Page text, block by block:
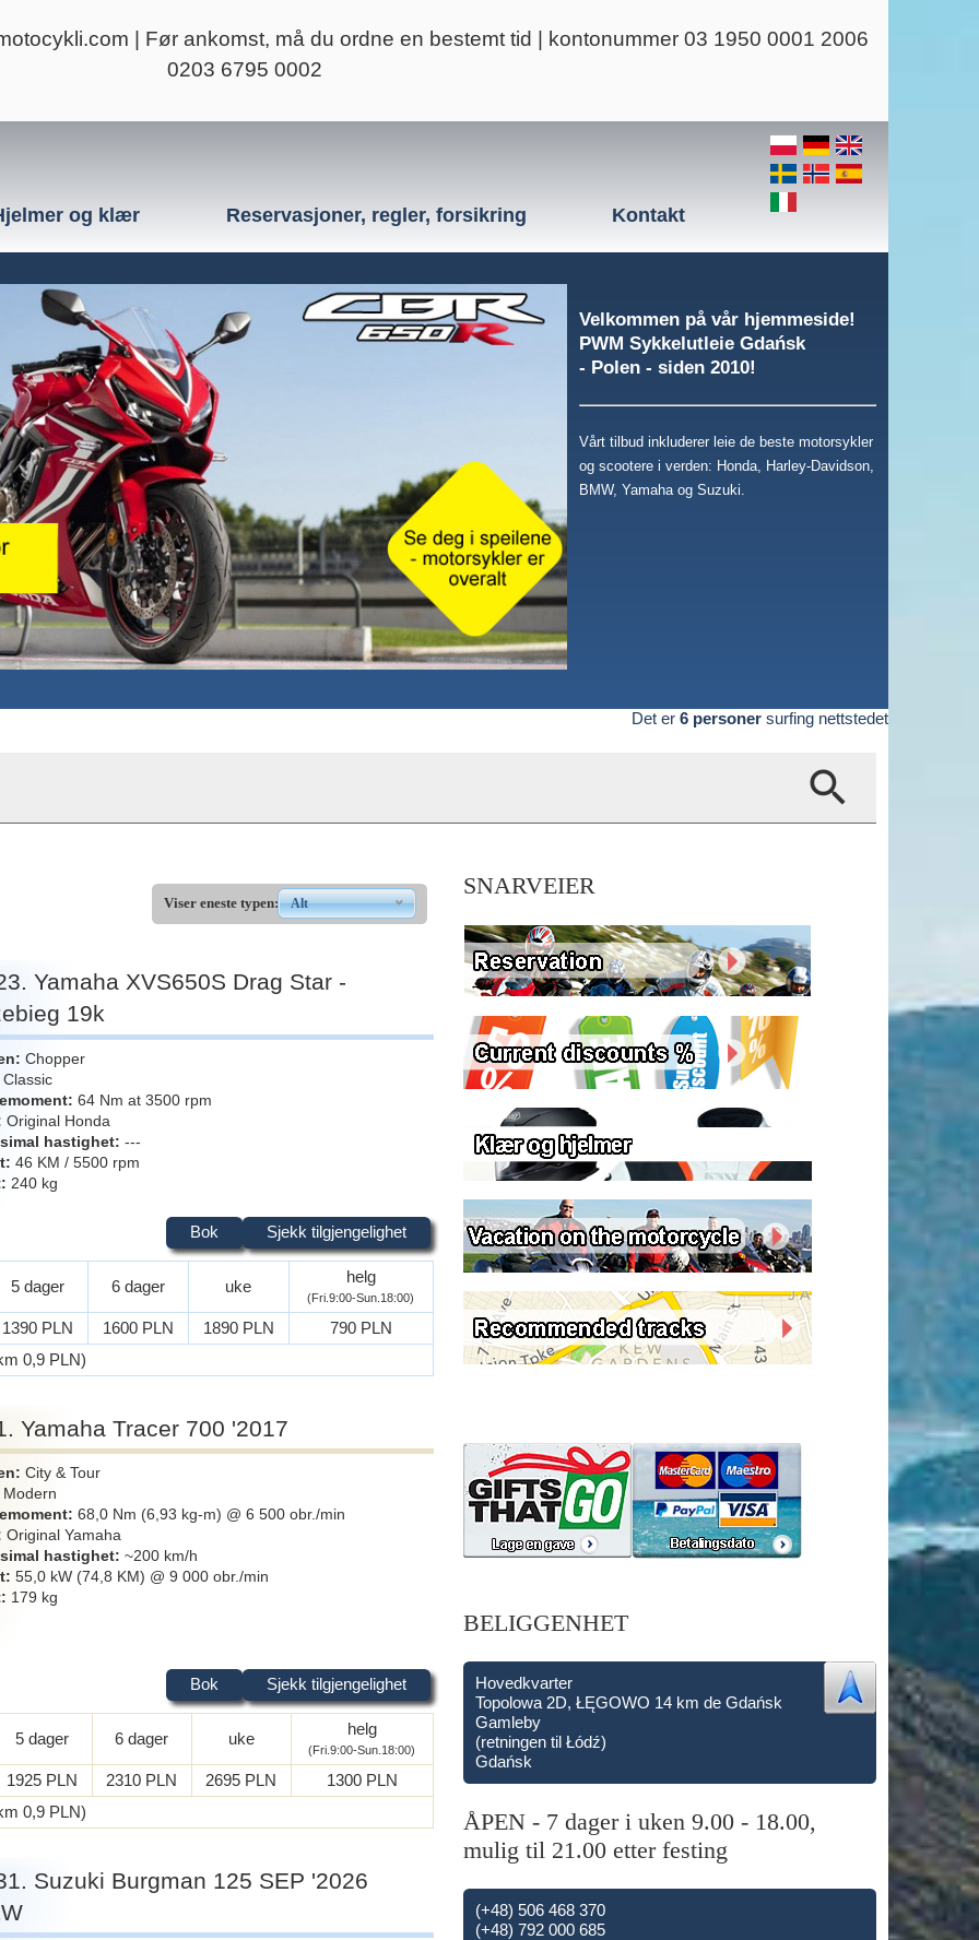
| Før ankomst, må du ordne en bestemt tid | kontonummer 03 1950 0001 2006
0203 6795 0002
og klær Reservasjoner, regler, forsikring Kontakt
Velkommen på vår hjemmeside!
PWM Sykkelutleie Gdańsk
- Polen - siden 2010!
Vårt tilbud inkluderer leie de beste motorsykler
og scootere i verden: Honda, Harley-Davidson,
BMW, Yamaha og Suzuki
Det er 6 personer surfing nettstedet
search
Viser eneste typen: Alt
Yamaha XVS650S Drag Star -
19k
Chopper
Classic
64 Nm at 3500 rpm
Original Honda
hastighet ---
46 KM / 5500 rpm
240 kg
Bok Sjekk tilgjengelighet
5 dager 6 dager uke
helg
(Fri.9:00-Sun.18:00)
1390 PLN 1600 PLN 1890 PLN
790 PLN
0,9 PLN)
Yamaha Tracer 700 '2017
City & Tour
Modern
68,0 Nm (6,93 kg-m) @ 6 500 obr./min
Original Yamaha
hastighet ~200 km/h
55,0 kW (74,8 KM) @ 9 000 obr./min
179 kg
Bok Sjekk tilgjengelighet
5 dager 6 dager uke
helg
(Fri.9:00-Sun.18:00)
1925 PLN 2310 PLN 2695 PLN
1300 PLN
0,9 PLN)
Suzuki Burgman 125 SEP '2026
SNARVEIER
BELIGGENHET
Hovedkvarter
Topolowa 2D, ŁĘGOWO 14 km de Gdańsk
Gamleby
(retningen til Łódź)
Gdańsk
ÅPEN - 7 dager i uken 9.00 - 18.00,
mulig til 21.00 etter festing
(+48) 506 468 370
(+48) 792 000 685